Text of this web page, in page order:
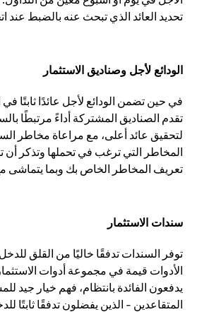
تحديد العائد الذي تبحث عنه بالضبط عند
الودائع لأجل وصناديق الاستثمار
في حين تضمن الودائع لأجل عائدًا ثابتًا في
تقدم الصناديق المشتركة أداءً مرتبطًا
لتحقيق عائد أعلى، مع مراعاة مخاطر
المخاطر التي ترغب في تحملها وتذكر أن
تعريف المخاطر الخاص بك وبما يتماشى
سندات الاستثمار
توفر السندات تدفقًا خاليًا من القلق
الأدوات قيمة في مجموعة أدوات
يدفعون الفائدة بانتظام، فهم خيار جيد
المتقاعدين - الذين يفضلون تدفقًا ثابتًا